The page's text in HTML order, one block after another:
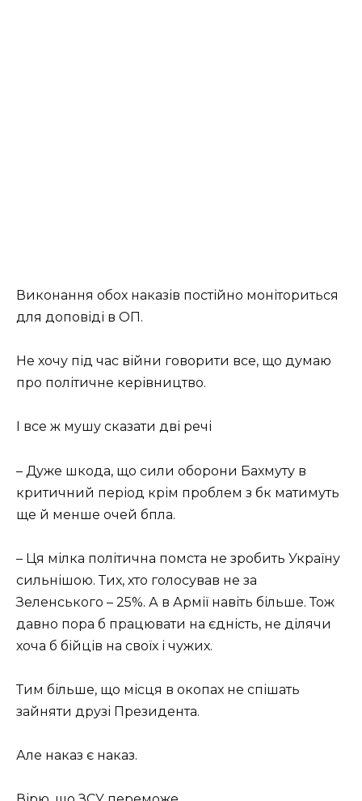
Виконання обох наказів постійно моніториться
для доповіді в ОП.
Не хочу під час війни говорити все, що думаю
про політичне керівництво.
все ж мушу сказати дві речі
– Дуже шкода, що сили оборони Бахмуту в
критичний період крім проблем з бк матимуть
ще й менше очей бпла.
– Ця мілка політична помста не зробить Україну
сильнішою. Тих, хто голосував не за
Зеленського – 25%. А в Армії навіть більше. Тож
давно пора б працювати на єдність, не ділячи
хоча б бійців на своїх і чужих.
Тим більше, що місця в окопах не спішать
зайняти друзі Президента.
Але наказ є наказ.